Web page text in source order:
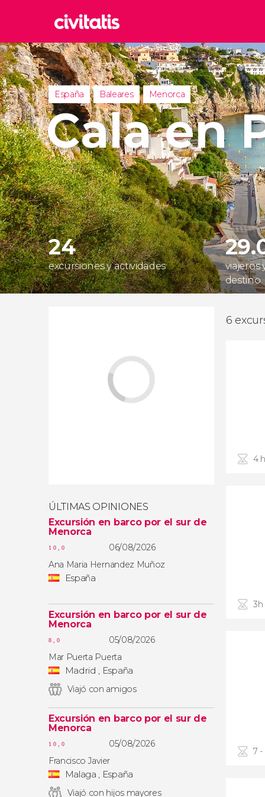
Italia
Reino
Reino
Turquía
España Baleares Menorca
Cala en
24
excursiones y actividades
viajeros
destino
ÚLTIMAS OPINIONES
Excursión en barco por el sur de
Menorca
10,0
06/08/2026
Ana Maria Hernandez Muñoz
España
Excursión en barco por el sur de
Menorca
8,0
05/08/2026
Mar Puerta Puerta
Madrid , España
Viajó con amigos
Excursión en barco por el sur de
Menorca
10,0
05/08/2026
Francisco Javier
Malaga , España
Viajó con hijos mayores
6
4
7 -